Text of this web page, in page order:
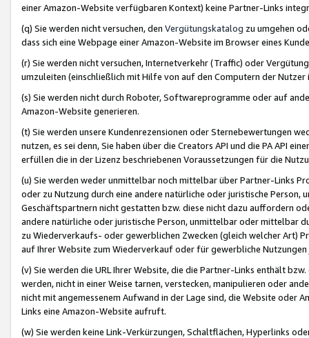
einer Amazon-Website verfügbaren Kontext) keine Partner-Links
(q) Sie werden nicht versuchen, den Vergütungskatalog zu umgehen
dass sich eine Webpage einer Amazon-Website im Browser eines
(r) Sie werden nicht versuchen, Internetverkehr (Traffic) oder
umzuleiten (einschließlich mit Hilfe von auf den Computern der
(s) Sie werden nicht durch Roboter, Softwareprogramme oder auf
Amazon-Website generieren.
(t) Sie werden unsere Kundenrezensionen oder Sternebewertungen
nutzen, es sei denn, Sie haben über die Creators API und die PA API
erfüllen die in der Lizenz beschriebenen Voraussetzungen für die
(u) Sie werden weder unmittelbar noch mittelbar über Partner-Links
oder zu Nutzung durch eine andere natürliche oder juristische
Geschäftspartnern nicht gestatten bzw. diese nicht dazu auffordern
andere natürliche oder juristische Person, unmittelbar oder mittelbar
zu Wiederverkaufs- oder gewerblichen Zwecken (gleich welcher Art)
auf Ihrer Website zum Wiederverkauf oder für gewerbliche
(v) Sie werden die URL Ihrer Website, die die Partner-Links enthält
werden, nicht in einer Weise tarnen, verstecken, manipulieren oder
nicht mit angemessenem Aufwand in der Lage sind, die Website oder
Links eine Amazon-Website aufruft.
(w) Sie werden keine Link-Verkürzungen, Schaltflächen, Hyperlinks